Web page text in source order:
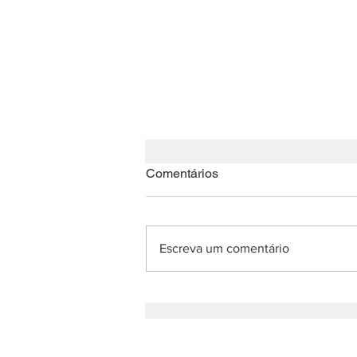
Comentários
Escreva um comentário